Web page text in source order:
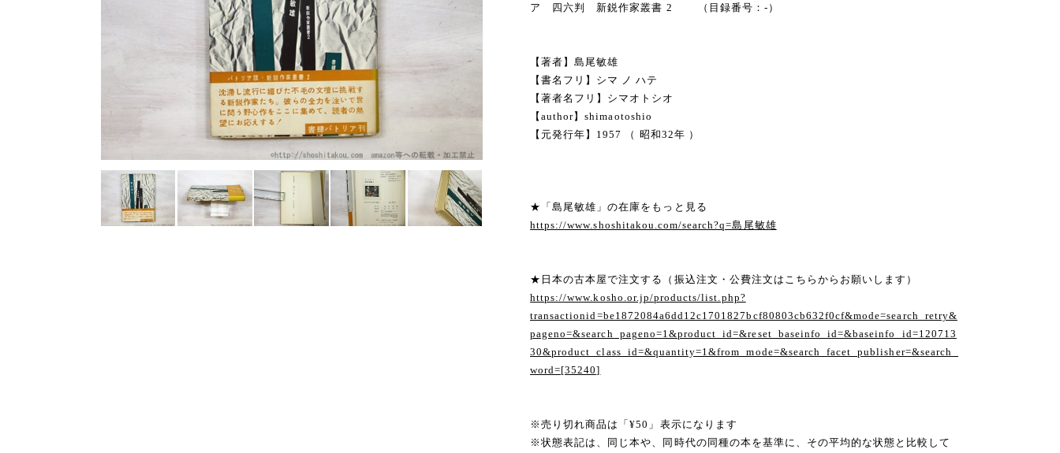
ア 四六判 新鋭作家叢書 2 （目録番号：-）
【著者】島尾敏雄
【書名フリ】シマ ノ ハテ
【著者名フリ】シマオトシオ
【author】shimaotoshio
【元発行年】1957 （ 昭和32年 ）
★「島尾敏雄」の在庫をもっと見る
https://www.shoshitakou.com/search?q=島尾敏雄
★日本の古本屋で注文する（振込注文・公費注文はこちらからお願いします）
https://www.kosho.or.jp/products/list.php?
transactionid=be1872084a6dd12c1701827bcf80803cb632f0cf&mode=search_retry&
pageno=&search_pageno=1&product_id=&reset_baseinfo_id=&baseinfo_id=120713
30&product_class_id=&quantity=1&from_mode=&search_facet_publisher=&search_
word=[35240]
※売り切れ商品は「¥50」表示になります
※状態表記は、同じ本や、同時代の同種の本を基準に、その平均的な状態と比較して